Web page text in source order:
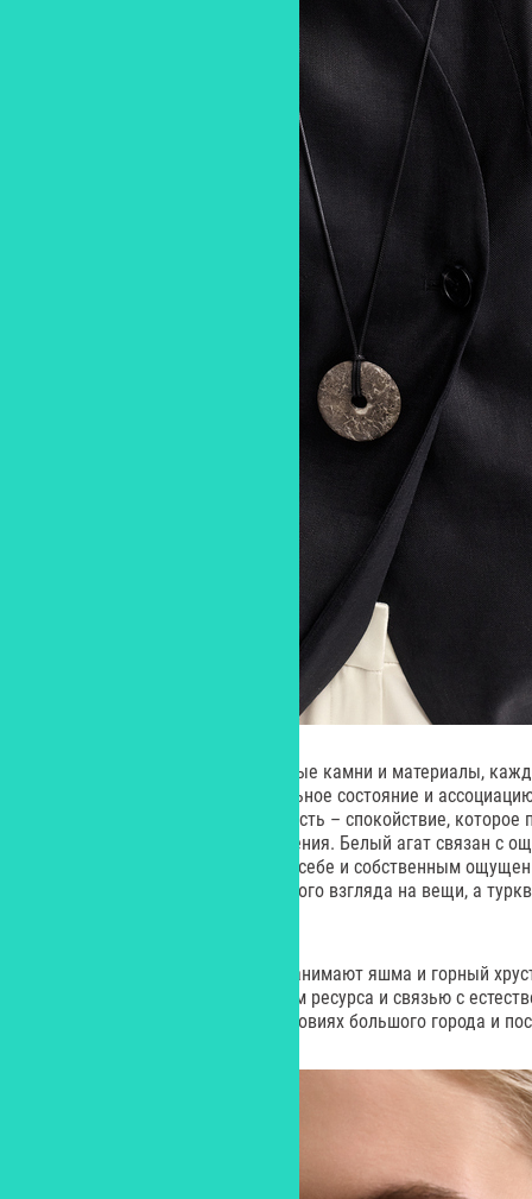
В основу линии легли натуральные камни и материалы,
через определенное эмоциональное состояние и
защиту и внутреннюю устойчивость – спокойствие,
среди внешнего шума и напряжения. Белый агат связан с
ясности, возвращая внимание к себе и собственным
внутренней честности и спокойного взгляда на вещи, а
Отдельное место в коллекции занимают яшма и горный
устойчивостью, восстановлением ресурса и связью с
особенно важно сохранять в условиях большого города и